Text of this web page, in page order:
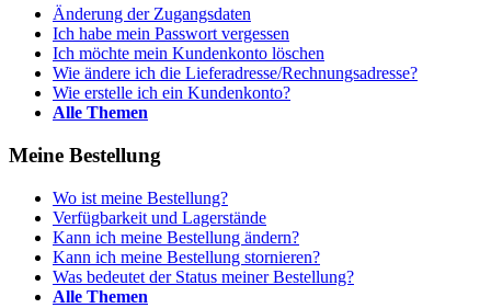
Änderung der Zugangsdaten
Ich habe mein Passwort vergessen
Ich möchte mein Kundenkonto löschen
Wie ändere ich die Lieferadresse/Rechnungsadresse?
Wie erstelle ich ein Kundenkonto?
Alle Themen
Meine Bestellung
Wo ist meine Bestellung?
Verfügbarkeit und Lagerstände
Kann ich meine Bestellung ändern?
Kann ich meine Bestellung stornieren?
Was bedeutet der Status meiner Bestellung?
Alle Themen